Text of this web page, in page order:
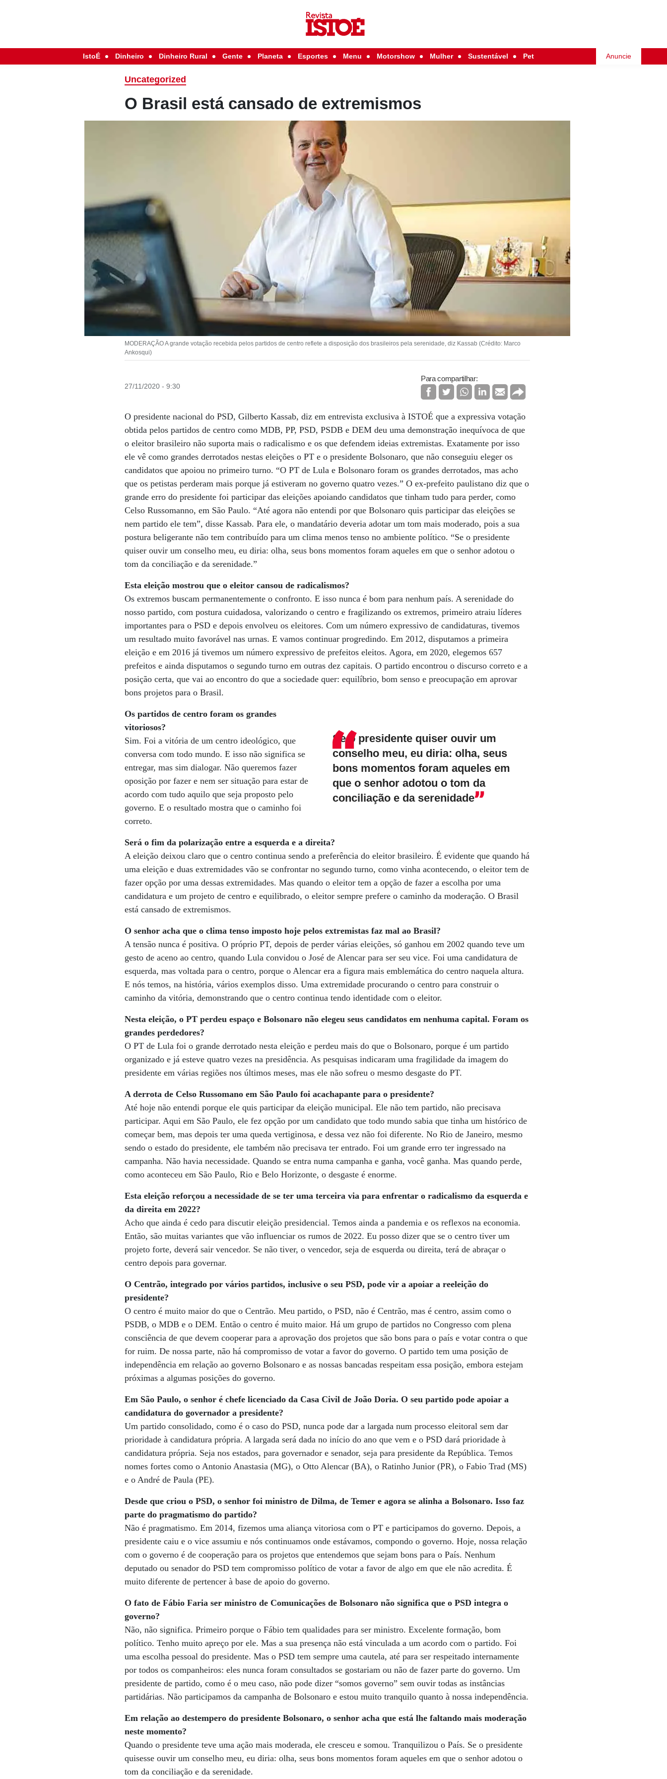
IstoÉ Dinheiro Dinheiro Rural Gente Planeta Esportes Menu Motorshow Mulher Sustentável Pet Anuncie
Uncategorized
O Brasil está cansado de extremismos
MODERAÇÃO A grande votação recebida pelos partidos de centro reflete a disposição dos brasileiros pela serenidade, diz Kassab (Crédito: Marco
Ankosqui)
27/11/2020 - 9:30
Para compartilhar:
O presidente nacional do PSD, Gilberto Kassab, diz em entrevista exclusiva à ISTOÉ que a expressiva votação
obtida pelos partidos de centro como MDB, PP, PSD, PSDB e DEM deu uma demonstração inequívoca de que
o eleitor brasileiro não suporta mais o radicalismo e os que defendem ideias extremistas. Exatamente por isso
ele vê como grandes derrotados nestas eleições o PT e o presidente Bolsonaro, que não conseguiu eleger os
candidatos que apoiou no primeiro turno. “O PT de Lula e Bolsonaro foram os grandes derrotados, mas acho
que os petistas perderam mais porque já estiveram no governo quatro vezes.” O ex-prefeito paulistano diz que o
grande erro do presidente foi participar das eleições apoiando candidatos que tinham tudo para perder, como
Celso Russomanno, em São Paulo. “Até agora não entendi por que Bolsonaro quis participar das eleições se
nem partido ele tem”, disse Kassab. Para ele, o mandatário deveria adotar um tom mais moderado, pois a sua
postura beligerante não tem contribuído para um clima menos tenso no ambiente político. “Se o presidente
quiser ouvir um conselho meu, eu diria: olha, seus bons momentos foram aqueles em que o senhor adotou o
tom da conciliação e da serenidade.”
Esta eleição mostrou que o eleitor cansou de radicalismos?
Os extremos buscam permanentemente o confronto. E isso nunca é bom para nenhum país. A serenidade do
nosso partido, com postura cuidadosa, valorizando o centro e fragilizando os extremos, primeiro atraiu líderes
importantes para o PSD e depois envolveu os eleitores. Com um número expressivo de candidaturas, tivemos
um resultado muito favorável nas urnas. E vamos continuar progredindo. Em 2012, disputamos a primeira
eleição e em 2016 já tivemos um número expressivo de prefeitos eleitos. Agora, em 2020, elegemos 657
prefeitos e ainda disputamos o segundo turno em outras dez capitais. O partido encontrou o discurso correto e a
posição certa, que vai ao encontro do que a sociedade quer: equilíbrio, bom senso e preocupação em aprovar
bons projetos para o Brasil.
Se o presidente quiser ouvir um
conselho meu, eu diria: olha, seus
bons momentos foram aqueles em
que o senhor adotou o tom da
conciliação e da serenidade
Os partidos de centro foram os grandes
vitoriosos?
Sim. Foi a vitória de um centro ideológico, que
conversa com todo mundo. E isso não significa se
entregar, mas sim dialogar. Não queremos fazer
oposição por fazer e nem ser situação para estar de
acordo com tudo aquilo que seja proposto pelo
governo. E o resultado mostra que o caminho foi
correto.
Será o fim da polarização entre a esquerda e a direita?
A eleição deixou claro que o centro continua sendo a preferência do eleitor brasileiro. É evidente que quando há
uma eleição e duas extremidades vão se confrontar no segundo turno, como vinha acontecendo, o eleitor tem de
fazer opção por uma dessas extremidades. Mas quando o eleitor tem a opção de fazer a escolha por uma
candidatura e um projeto de centro e equilibrado, o eleitor sempre prefere o caminho da moderação. O Brasil
está cansado de extremismos.
O senhor acha que o clima tenso imposto hoje pelos extremistas faz mal ao Brasil?
A tensão nunca é positiva. O próprio PT, depois de perder várias eleições, só ganhou em 2002 quando teve um
gesto de aceno ao centro, quando Lula convidou o José de Alencar para ser seu vice. Foi uma candidatura de
esquerda, mas voltada para o centro, porque o Alencar era a figura mais emblemática do centro naquela altura.
E nós temos, na história, vários exemplos disso. Uma extremidade procurando o centro para construir o
caminho da vitória, demonstrando que o centro continua tendo identidade com o eleitor.
Nesta eleição, o PT perdeu espaço e Bolsonaro não elegeu seus candidatos em nenhuma capital. Foram os
grandes perdedores?
O PT de Lula foi o grande derrotado nesta eleição e perdeu mais do que o Bolsonaro, porque é um partido
organizado e já esteve quatro vezes na presidência. As pesquisas indicaram uma fragilidade da imagem do
presidente em várias regiões nos últimos meses, mas ele não sofreu o mesmo desgaste do PT.
A derrota de Celso Russomano em São Paulo foi acachapante para o presidente?
Até hoje não entendi porque ele quis participar da eleição municipal. Ele não tem partido, não precisava
participar. Aqui em São Paulo, ele fez opção por um candidato que todo mundo sabia que tinha um histórico de
começar bem, mas depois ter uma queda vertiginosa, e dessa vez não foi diferente. No Rio de Janeiro, mesmo
sendo o estado do presidente, ele também não precisava ter entrado. Foi um grande erro ter ingressado na
campanha. Não havia necessidade. Quando se entra numa campanha e ganha, você ganha. Mas quando perde,
como aconteceu em São Paulo, Rio e Belo Horizonte, o desgaste é enorme.
Esta eleição reforçou a necessidade de se ter uma terceira via para enfrentar o radicalismo da esquerda e
da direita em 2022?
Acho que ainda é cedo para discutir eleição presidencial. Temos ainda a pandemia e os reflexos na economia.
Então, são muitas variantes que vão influenciar os rumos de 2022. Eu posso dizer que se o centro tiver um
projeto forte, deverá sair vencedor. Se não tiver, o vencedor, seja de esquerda ou direita, terá de abraçar o
centro depois para governar.
O Centrão, integrado por vários partidos, inclusive o seu PSD, pode vir a apoiar a reeleição do
presidente?
O centro é muito maior do que o Centrão. Meu partido, o PSD, não é Centrão, mas é centro, assim como o
PSDB, o MDB e o DEM. Então o centro é muito maior. Há um grupo de partidos no Congresso com plena
consciência de que devem cooperar para a aprovação dos projetos que são bons para o país e votar contra o que
for ruim. De nossa parte, não há compromisso de votar a favor do governo. O partido tem uma posição de
independência em relação ao governo Bolsonaro e as nossas bancadas respeitam essa posição, embora estejam
próximas a algumas posições do governo.
Em São Paulo, o senhor é chefe licenciado da Casa Civil de João Doria. O seu partido pode apoiar a
candidatura do governador a presidente?
Um partido consolidado, como é o caso do PSD, nunca pode dar a largada num processo eleitoral sem dar
prioridade à candidatura própria. A largada será dada no início do ano que vem e o PSD dará prioridade à
candidatura própria. Seja nos estados, para governador e senador, seja para presidente da República. Temos
nomes fortes como o Antonio Anastasia (MG), o Otto Alencar (BA), o Ratinho Junior (PR), o Fabio Trad (MS)
e o André de Paula (PE).
Desde que criou o PSD, o senhor foi ministro de Dilma, de Temer e agora se alinha a Bolsonaro. Isso faz
parte do pragmatismo do partido?
Não é pragmatismo. Em 2014, fizemos uma aliança vitoriosa com o PT e participamos do governo. Depois, a
presidente caiu e o vice assumiu e nós continuamos onde estávamos, compondo o governo. Hoje, nossa relação
com o governo é de cooperação para os projetos que entendemos que sejam bons para o País. Nenhum
deputado ou senador do PSD tem compromisso político de votar a favor de algo em que ele não acredita. É
muito diferente de pertencer à base de apoio do governo.
O fato de Fábio Faria ser ministro de Comunicações de Bolsonaro não significa que o PSD integra o
governo?
Não, não significa. Primeiro porque o Fábio tem qualidades para ser ministro. Excelente formação, bom
político. Tenho muito apreço por ele. Mas a sua presença não está vinculada a um acordo com o partido. Foi
uma escolha pessoal do presidente. Mas o PSD tem sempre uma cautela, até para ser respeitado internamente
por todos os companheiros: eles nunca foram consultados se gostariam ou não de fazer parte do governo. Um
presidente de partido, como é o meu caso, não pode dizer “somos governo” sem ouvir todas as instâncias
partidárias. Não participamos da campanha de Bolsonaro e estou muito tranquilo quanto à nossa independência.
Em relação ao destempero do presidente Bolsonaro, o senhor acha que está lhe faltando mais moderação
neste momento?
Quando o presidente teve uma ação mais moderada, ele cresceu e somou. Tranquilizou o País. Se o presidente
quisesse ouvir um conselho meu, eu diria: olha, seus bons momentos foram aqueles em que o senhor adotou o
tom da conciliação e da serenidade.